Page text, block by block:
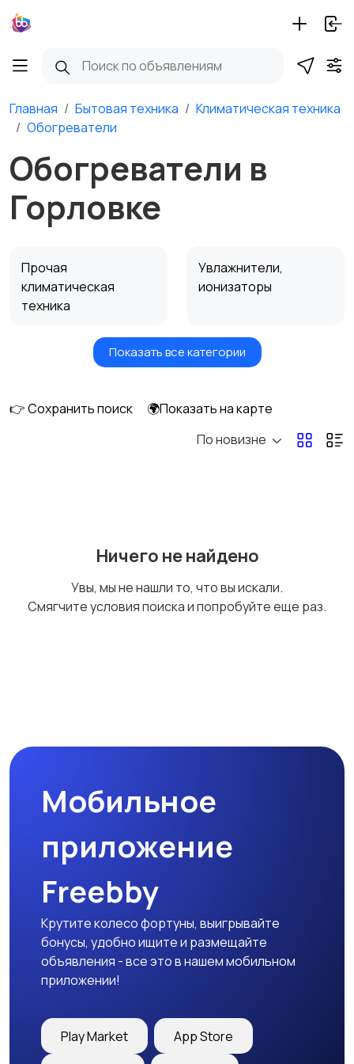
Главная Бытовая техника
Климатическая техника
Обогреватели
Обогреватели в
Горловке
Прочая
климатическая
техника
Увлажнители,
ионизаторы
Вентиляторы Обогреватели
Кондиционеры и
Показать все категории
👉 Сохранить поиск
🌍Показать на карте
По новизне
Ничего не найдено
Увы, мы не нашли то, что вы искали.
Смягчите условия поиска и попробуйте еще раз.
Мобильное
приложение
Freebby
Крутите колесо фортуны, выигрывайте
бонусы, удобно ищите и размещайте
объявления - все это в нашем мобильном
приложении!
Play Market App Store